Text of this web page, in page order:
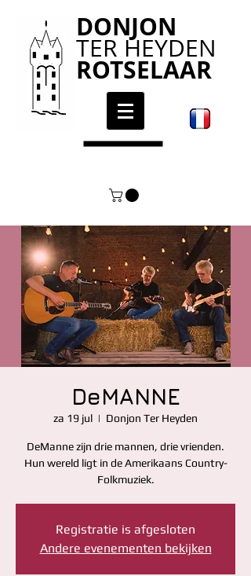
DONJON
TER HEYDEN
ROTSELAAR
DeMANNE
za 19 jul
  |
Donjon Ter Heyden
DeManne zijn drie mannen, drie vrienden.
Hun wereld ligt in de Amerikaans Country-
Registratie is afgesloten
Andere evenementen bekijken